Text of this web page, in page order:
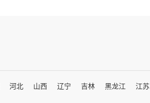
河北 山西 辽宁 吉林 黑龙江 江苏